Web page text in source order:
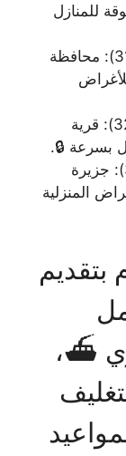
للمنازل
(الرمز البريدي: 31971): محافظة
(الرمز البريدي: 32631): قرية
بسرعة 🔒.
(الرمز البريدي: 32612): جزيرة
المنزلية
بتقديم
⛴️،